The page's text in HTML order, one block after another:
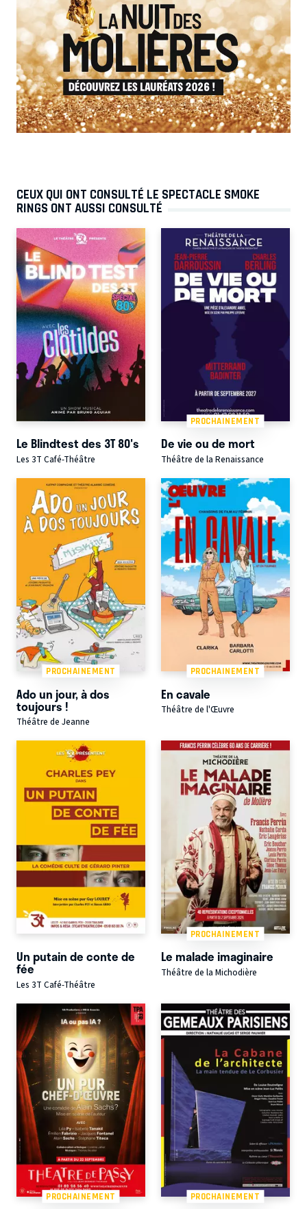
CEUX QUI ONT CONSULTÉ LE SPECTACLE SMOKE
RINGS ONT AUSSI CONSULTÉ
Le Blindtest des 3T 80's
Les 3T Café-Théâtre
PROCHAINEMENT
De vie ou de mort
Théâtre de la Renaissance
PROCHAINEMENT
Ado un jour, à dos
toujours !
Théâtre de Jeanne
PROCHAINEMENT
En cavale
Théâtre de l'Œuvre
Un putain de conte de
fée
Les 3T Café-Théâtre
PROCHAINEMENT
Le malade imaginaire
Théâtre de la Michodière
PROCHAINEMENT PROCHAINEMENT